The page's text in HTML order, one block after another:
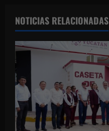
a
c
i
ó
n
d
NOTICIAS RELACIONADAS